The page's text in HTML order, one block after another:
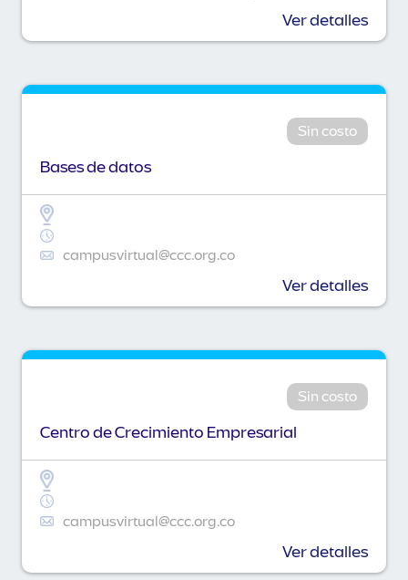
Ver detalles
Sin costo
Bases de datos
campusvirtual@ccc.org.co
Ver detalles
Sin costo
Centro de Crecimiento Empresarial
campusvirtual@ccc.org.co
Ver detalles